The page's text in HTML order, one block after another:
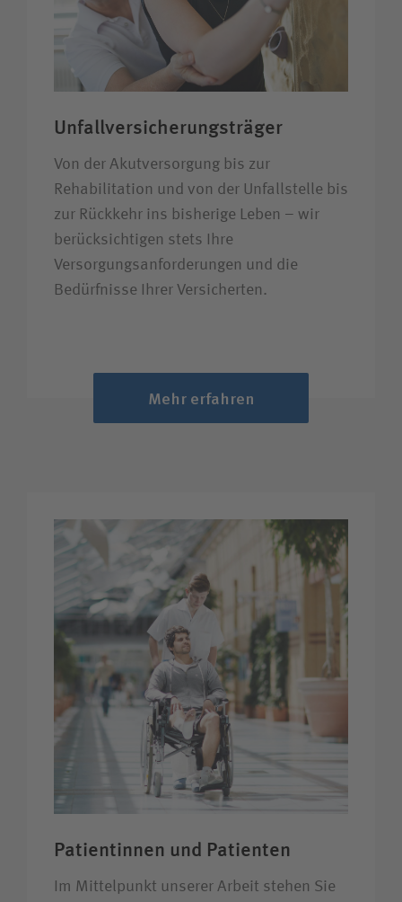
Unfall­versicherungs­träger
Von der Akutversorgung bis zur
Rehabilitation und von der Unfallstelle bis
zur Rückkehr ins bisherige Leben – wir
berücksichtigen stets Ihre
Versorgungsanforderungen und die
Bedürfnisse Ihrer Ver­sicherten.
Mehr erfahren
Patientinnen und Patienten
Im Mittelpunkt unserer Arbeit stehen Sie